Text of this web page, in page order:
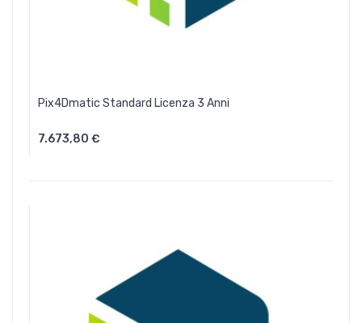
Pix4Dmatic Standard Licenza 3 Anni
7.673,80 €
Aggiungi Al Carrello